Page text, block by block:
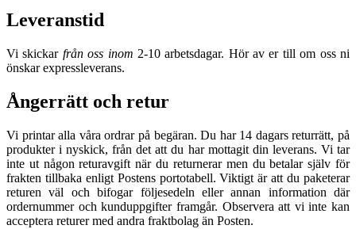
Leveranstid
Vi skickar från oss inom 2-10 arbetsdagar. Hör av er till om oss ni
önskar expressleverans.
Ångerrätt och retur
Vi printar alla våra ordrar på begäran. Du har 14 dagars returrätt, på
produkter i nyskick, från det att du har mottagit din leverans. Vi tar
inte ut någon returavgift när du returnerar men du betalar själv för
frakten tillbaka enligt Postens portotabell. Viktigt är att du paketerar
returen väl och bifogar följesedeln eller annan information där
ordernummer och kunduppgifter framgår. Observera att vi inte kan
acceptera returer med andra fraktbolag än Posten.